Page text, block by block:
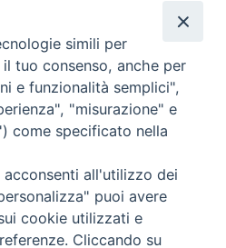
Digitale
simili per
tuo consenso, anche per
e funzionalità semplici",
"misurazione" e
come specificato nella
all'utilizzo dei
puoi avere
cookie utilizzati e
Cliccando su